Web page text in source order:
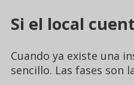
Si el local
Cuando ya existe una
sencillo. Las fases son